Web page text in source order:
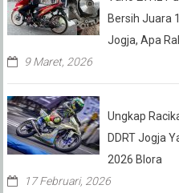
Bersih Juara
Jogja, Apa
9 Maret, 2026
Ungkap
DDRT Jogja
2026 Blora
17 Februari, 2026